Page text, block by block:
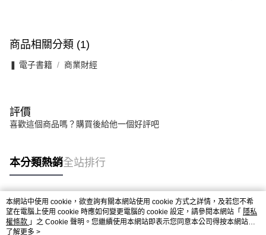
商品相關分類 (1)
❚ 電子書籍 商業財經
評價
喜歡這個商品嗎？購買後給他一個好評吧
本分類熱銷全站排行
熱門標籤
本網站中使用 cookie，欲查詢有關本網站使用 cookie 方式之詳情，及若您不希
望在電腦上使用 cookie 時應如何變更電腦的 cookie 設定，請參閱本網站「 隱私
權條款 」之 Cookie 聲明。您繼續使用本網站即表示您同意本公司得按本網站使
用條款之 Cookie 聲明使用 cookie。
了解更多 >